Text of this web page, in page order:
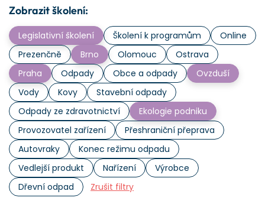
Zobrazit školení:
Legislativní školení Školení k programům
Online
Prezenčně
Brno Olomouc
Ostrava
Praha
Odpady Obce a odpady
Ovzduší
Vody
Kovy
Stavební odpady
Odpady ze zdravotnictví
Ekologie podniku
Provozovatel zařízení
Přeshraniční přeprava
Autovraky
Konec režimu odpadu
Vedlejší produkt
Nařízení
Výrobce
Dřevní odpad
Zrušit filtry